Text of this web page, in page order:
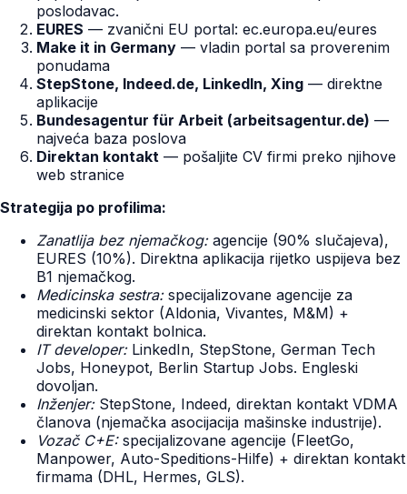
poslodavac.
EURES — zvanični EU portal: ec.europa.eu/eures
Make it in Germany — vladin portal sa proverenim
ponudama
StepStone, Indeed.de, LinkedIn, Xing — direktne
aplikacije
Bundesagentur für Arbeit (arbeitsagentur.de) —
najveća baza poslova
Direktan kontakt — pošaljite CV firmi preko njihove
web stranice
Strategija po profilima:
Zanatlija bez njemačkog:agencije (90% slučajeva),
EURES (10%). Direktna aplikacija rijetko uspijeva bez
B1 njemačkog.
Medicinska sestra:specijalizovane agencije za
medicinski sektor (Aldonia, Vivantes, M&M) +
direktan kontakt bolnica.
IT developer:LinkedIn, StepStone, German Tech
Jobs, Honeypot, Berlin Startup Jobs. Engleski
dovoljan.
Inženjer:StepStone, Indeed, direktan kontakt VDMA
članova (njemačka asocijacija mašinske industrije).
Vozač C+E:specijalizovane agencije (FleetGo,
Manpower, Auto-Speditions-Hilfe) + direktan kontakt
firmama (DHL, Hermes, GLS).